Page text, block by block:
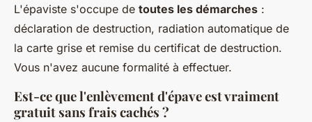
L'épaviste s'occupe de toutes les démarches :
déclaration de destruction, radiation automatique de
la carte grise et remise du certificat de destruction.
Vous n'avez aucune formalité à effectuer.
Est-ce que l'enlèvement d'épave est vraiment
gratuit sans frais cachés ?